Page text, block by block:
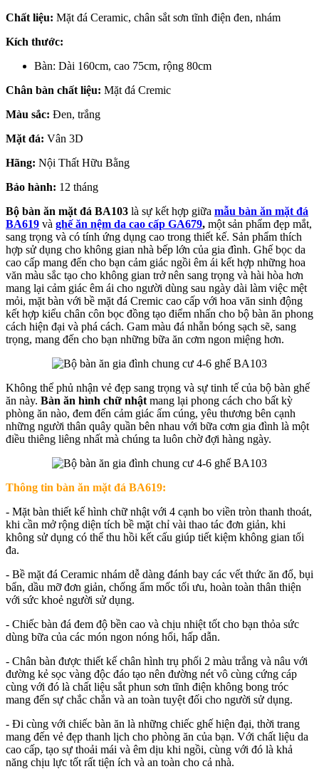
Chất liệu: Mặt đá Ceramic, chân sắt sơn tĩnh điện đen, nhám
Kích thước:
Bàn: Dài 160cm, cao 75cm, rộng 80cm
Chân bàn chất liệu: Mặt đá Cremic
Màu sắc: Đen, trắng
Mặt đá: Vân 3D
Hãng: Nội Thất Hữu Bằng
Bảo hành: 12 tháng
Bộ bàn ăn mặt đá BA103 là sự kết hợp giữa mẫu bàn ăn mặt đá
BA619 và ghế ăn nệm da cao cấp GA679, một sản phẩm đẹp mắt,
sang trọng và có tính ứng dụng cao trong thiết kế. Sản phẩm thích
hợp sử dụng cho không gian nhà bếp lớn của gia đình. Ghế bọc da
cao cấp mang đến cho bạn cảm giác ngồi êm ái kết hợp những hoa
văn màu sắc tạo cho không gian trở nên sang trọng và hài hòa hơn
mang lại cảm giác êm ái cho người dùng sau ngày dài làm việc mệt
mỏi, mặt bàn với bề mặt đá Cremic cao cấp với hoa văn sinh động
kết hợp kiểu chân côn bọc đồng tạo điểm nhấn cho bộ bàn ăn phong
cách hiện đại và phá cách. Gam màu đá nhẵn bóng sạch sẽ, sang
trọng, mang đến cho bạn những bữa ăn cơm ngon miệng hơn.
Không thể phủ nhận vẻ đẹp sang trọng và sự tinh tế của bộ bàn ghế
ăn này. Bàn ăn hình chữ nhật mang lại phong cách cho bất kỳ
phòng ăn nào, đem đến cảm giác ấm cúng, yêu thương bên cạnh
những người thân quây quần bên nhau với bữa cơm gia đình là một
điều thiêng liêng nhất mà chúng ta luôn chờ đợi hàng ngày.
Thông tin bàn ăn mặt đá BA619:
- Mặt bàn thiết kế hình chữ nhật với 4 cạnh bo viền tròn thanh thoát,
khi cần mở rộng diện tích bề mặt chỉ vài thao tác đơn giản, khi
không sử dụng có thể thu hồi kết cấu giúp tiết kiệm không gian tối
đa.
- Bề mặt đá Ceramic nhám dễ dàng đánh bay các vết thức ăn đổ, bụi
bẩn, dầu mỡ đơn giản, chống ẩm mốc tối ưu, hoàn toàn thân thiện
với sức khoẻ người sử dụng.
- Chiếc bàn đá đem độ bền cao và chịu nhiệt tốt cho bạn thỏa sức
dùng bữa của các món ngon nóng hổi, hấp dẫn.
- Chân bàn được thiết kế chân hình trụ phối 2 màu trắng và nâu với
đường kẻ sọc vàng độc đáo tạo nên đường nét vô cùng cứng cáp
cùng với đó là chất liệu sắt phun sơn tĩnh điện không bong tróc
mang đến sự chắc chắn và an toàn tuyệt đối cho người sử dụng.
- Đi cùng với chiếc bàn ăn là những chiếc ghế hiện đại, thời trang
mang đến vẻ đẹp thanh lịch cho phòng ăn của bạn. Với chất liệu da
cao cấp, tạo sự thoải mái và êm dịu khi ngồi, cùng với đó là khả
năng chịu lực tốt rất tiện ích và an toàn cho cả nhà.